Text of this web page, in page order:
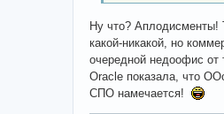
Ну что? Аплодисменты!
какой-никакой, но
очередной недоофис от
Oracle показала, что
СПО намечается!